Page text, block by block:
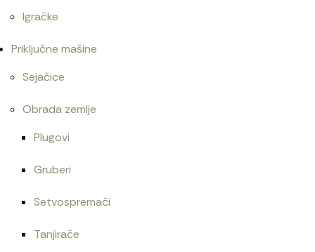
Igračke
Priključne mašine
Sejačice
Obrada zemlje
Plugovi
Gruberi
Setvospremači
Tanjirače